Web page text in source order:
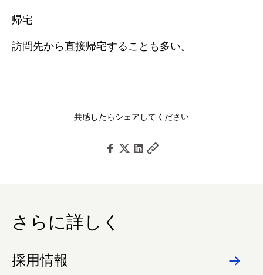
帰宅
訪問先から直接帰宅することも多い。
共感したらシェアしてください
さらに詳しく
採用情報